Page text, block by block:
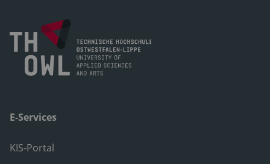
E-Services
KIS-Portal